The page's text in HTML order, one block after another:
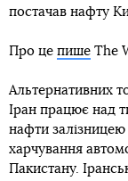
постачав нафту
Про це пише The
Альтернативних
Іран працює над
нафти
харчування
Пакистану.